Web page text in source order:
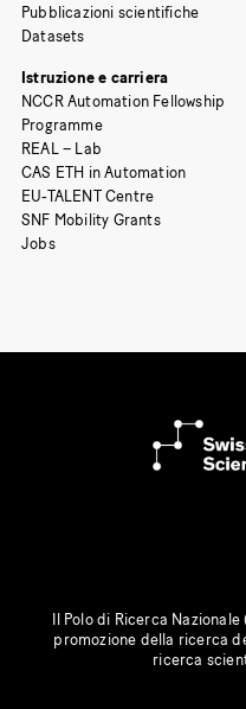
Pubblicazioni scientifiche
Datasets
Istruzione e carriera
NCCR Automation Fellowship
Programme
REAL – Lab
CAS ETH in Automation
EU-TALENT Centre
SNF Mobility Grants
Jobs
Il Polo di Ricerca
promozione della ricerca
ricerca